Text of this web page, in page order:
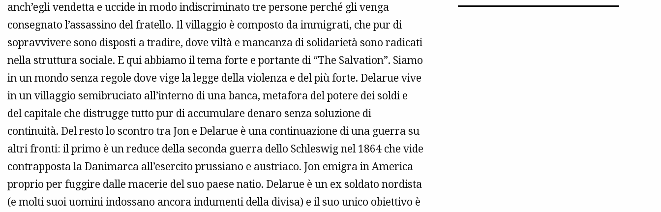
anch’egli vendetta e uccide in modo indiscriminato tre persone perché gli venga
consegnato l’assassino del fratello. Il villaggio è composto da immigrati, che pur di
sopravvivere sono disposti a tradire, dove viltà e mancanza di solidarietà sono radicati
nella struttura sociale. E qui abbiamo il tema forte e portante di “The Salvation”. Siamo
in un mondo senza regole dove vige la legge della violenza e del più forte. Delarue vive
in un villaggio semibruciato all’interno di una banca, metafora del potere dei soldi e
del capitale che distrugge tutto pur di accumulare denaro senza soluzione di
continuità. Del resto lo scontro tra Jon e Delarue è una continuazione di una guerra su
altri fronti: il primo è un reduce della seconda guerra dello Schleswig nel 1864 che vide
contrapposta la Danimarca all’esercito prussiano e austriaco. Jon emigra in America
proprio per fuggire dalle macerie del suo paese natio. Delarue è un ex soldato nordista
(e molti suoi uomini indossano ancora indumenti della divisa) e il suo unico obiettivo è